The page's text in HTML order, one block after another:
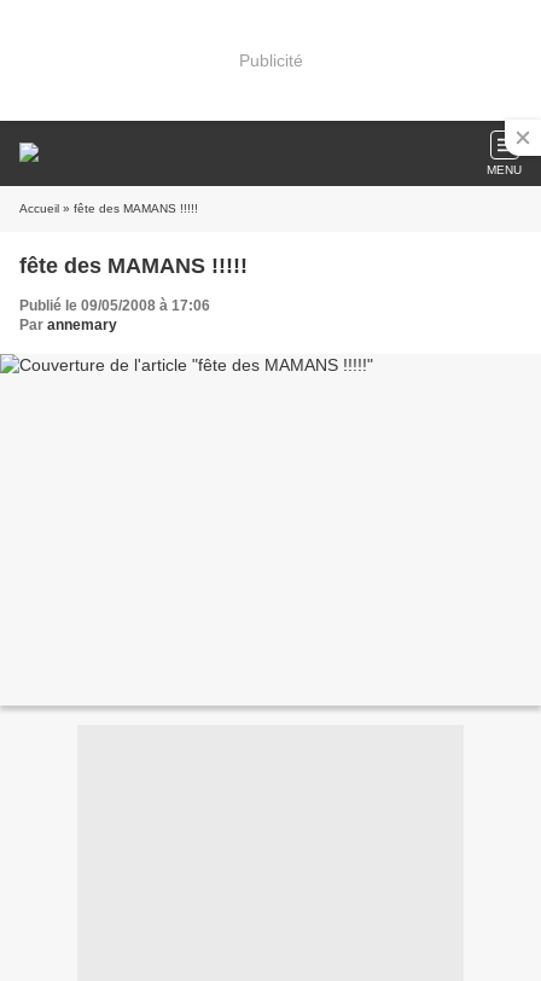
Publicité
MENU
Accueil » fête des MAMANS !!!!!
fête des MAMANS !!!!!
Publié le 09/05/2008 à 17:06
Par annemary